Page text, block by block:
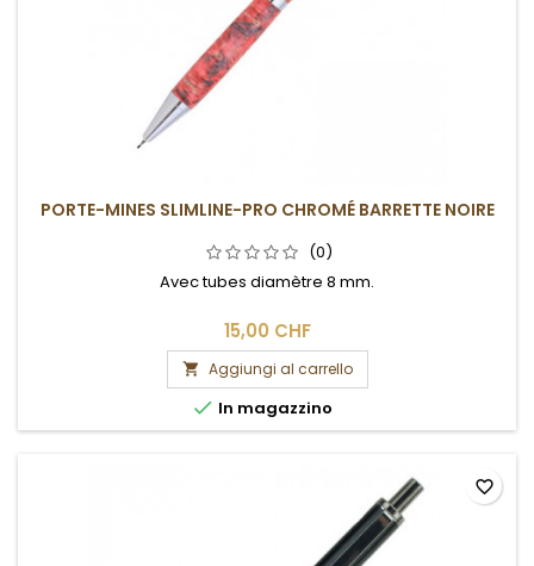
PORTE-MINES SLIMLINE-PRO CHROMÉ BARRETTE NOIRE
(0)
Avec tubes diamètre 8 mm.
15,00 CHF
 Aggiungi al carrello
 In magazzino
favorite_border